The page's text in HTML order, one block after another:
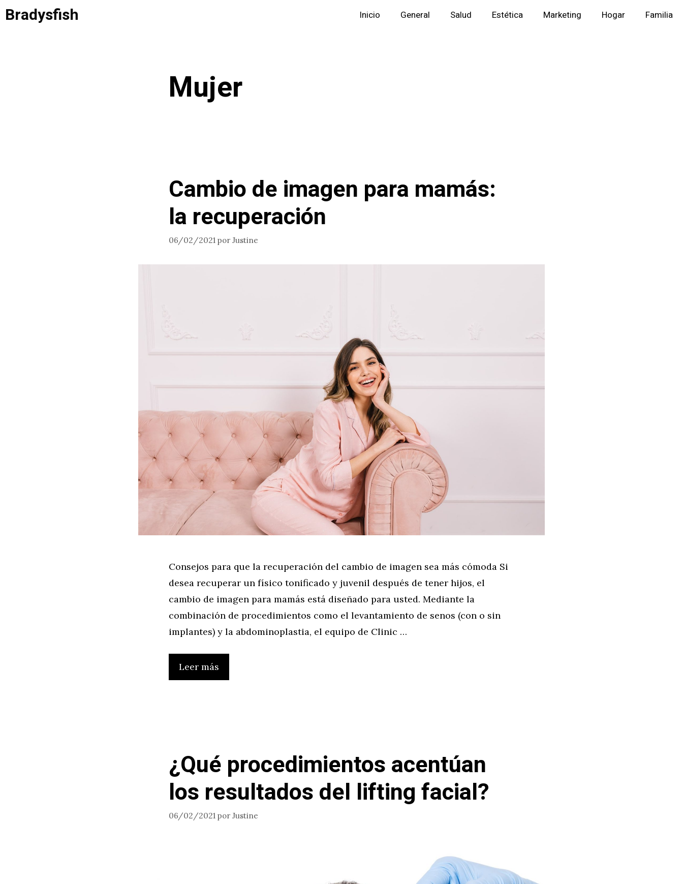
Saltar
alBradysfish Inicio General Salud Estética Marketing Hogar Familia
Mujer
Cambio de imagen para mamás:
la recuperación
06/02/2021 por Justine
Consejos para que la recuperación del cambio de imagen sea más cómoda Si
desea recuperar un físico tonificado y juvenil después de tener hijos, el
cambio de imagen para mamás está diseñado para usted. Mediante la
combinación de procedimientos como el levantamiento de senos (con o sin
implantes) y la abdominoplastia, el equipo de Clinic …
Leer más
¿Qué procedimientos acentúan
los resultados del lifting facial?
06/02/2021 por Justine